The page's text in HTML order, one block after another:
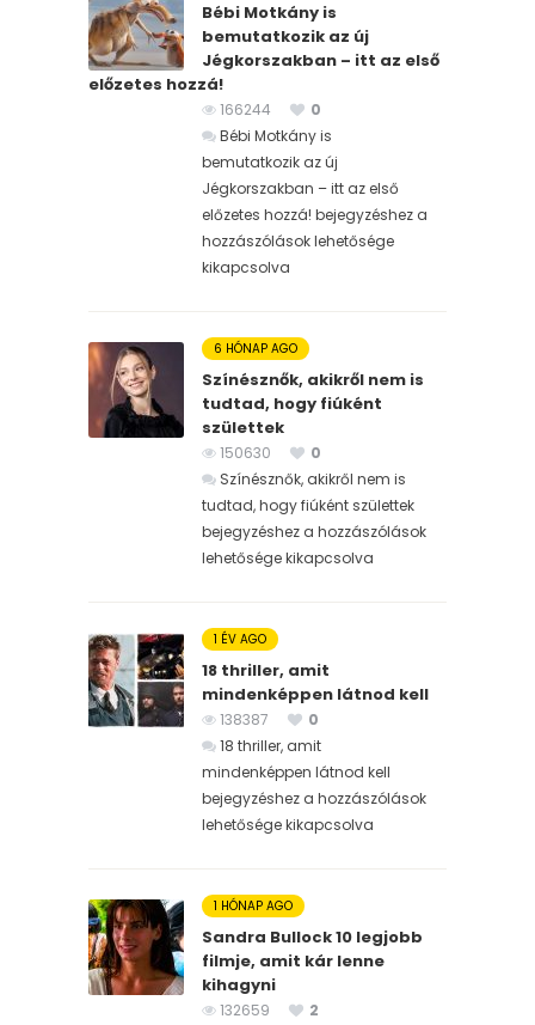
Bébi Motkány is
bemutatkozik az új
Jégkorszakban – itt az első
előzetes hozzá!
166244
0
Bébi Motkány is
bemutatkozik az új
Jégkorszakban – itt az első
előzetes hozzá! bejegyzéshez a
hozzászólások lehetősége
kikapcsolva
6 HÓNAP AGO
Színésznők, akikről nem is
tudtad, hogy fiúként
születtek
150630
0
Színésznők, akikről nem is
tudtad, hogy fiúként születtek
bejegyzéshez a hozzászólások
lehetősége kikapcsolva
1 ÉV AGO
18 thriller, amit
mindenképpen látnod kell
138387
0
18 thriller, amit
mindenképpen látnod kell
bejegyzéshez a hozzászólások
lehetősége kikapcsolva
1 HÓNAP AGO
Sandra Bullock 10 legjobb
filmje, amit kár lenne
kihagyni
132659
2